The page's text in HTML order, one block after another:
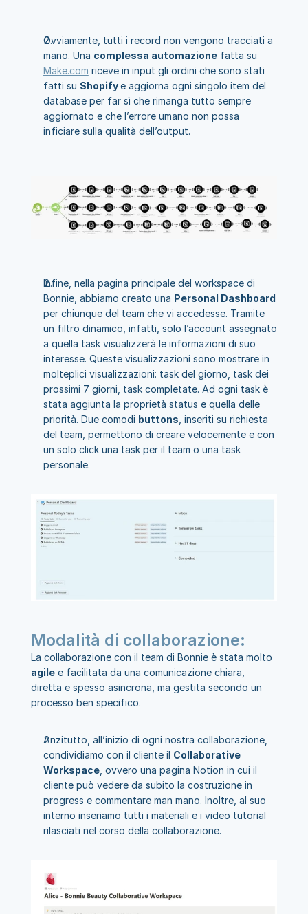
Ovviamente, tutti i record non vengono tracciati a
mano. Una complessa automazione
Make.com riceve in input gli ordini che sono stati
fatti su Shopify e aggiorna ogni singolo item del
database per far sì che rimanga tutto sempre
aggiornato e che l’errore umano non possa
inficiare sulla qualità dell’output.
Infine, nella pagina principale del workspace di
Bonnie, abbiamo creato una Personal Dashboard
per chiunque del team che vi accedesse. Tramite
un filtro dinamico, infatti, solo l’account assegnato
a quella task visualizzerà le informazioni di suo
interesse. Queste visualizzazioni sono mostrare in
molteplici visualizzazioni: task del giorno, task dei
prossimi 7 giorni, task completate. Ad ogni task è
stata aggiunta la proprietà status e quella delle
priorità. Due comodi buttons , inseriti su richiesta
del team, permettono di creare velocemente e con
un solo click una task per il team o una task
personale.
Modalità di collaborazione:
agile e facilitata da una comunicazione chiara,
diretta e spesso asincrona, ma gestita secondo un
processo ben specifico.
Anzitutto, all’inizio di ogni nostra collaborazione,
condividiamo con il cliente il Collaborative
Workspace, ovvero una pagina Notion in cui il
cliente può vedere da subito la costruzione in
progress e commentare man mano. Inoltre, al suo
interno inseriamo tutti i materiali e i video tutorial
rilasciati nel corso della collaborazione.